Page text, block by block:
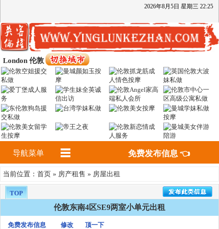
2026年8月 5日 星期三 22:25
London 伦敦
导航菜单 免费发布信息 👈
当前位置： 首页 » 房产租售 » 房屋出租
TOP
伦敦东南4区SE9两室小单元出租
免费发布信息 修改 顶一下